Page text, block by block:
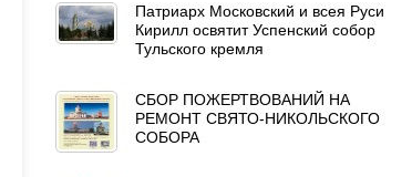
Патриарх Московский и всея Руси
Кирилл освятит Успенский собор
Тульского кремля
СБОР ПОЖЕРТВОВАНИЙ НА
РЕМОНТ СВЯТО-НИКОЛЬСКОГО
СОБОРА